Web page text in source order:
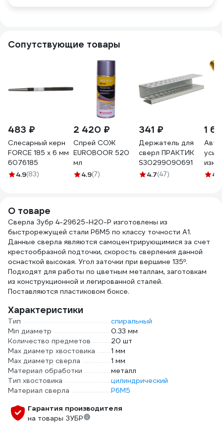
Сопутствующие товары
483 ₽
Слесарный керн
FORCE 185 х 6 мм
6076185
4.9(83)
2 420 ₽
Спрей СОЖ
EUROBOOR 520
мл
4.9(7)
341 ₽
Держатель для
сверл ПРАКТИК
S30299090691
4.7(47)
1
4.4
О товаре
Сверла Зубр 4-29625-H20-P изготовлены из
быстрорежущей стали Р6М5 по классу точности А1.
Данные сверла являются самоцентрирующимися за счет
крестообразной подточки, скорость сверления данной
оснасткой высокая. Угол заточки при вершине 135º.
Подходят для работы по цветным металлам, заготовкам
из конструкционной и легированной сталей.
Поставляются пластиковом боксе.
Характеристики
Тип
спиральный
Min диаметр
0.33 мм
Количество предметов
20 шт
Max диаметр хвостовика
1 мм
Max диаметр сверла
1 мм
Материал обработки
металл
Тип хвостовика
цилиндрический
Материал сверла
Р6М5
Гарантия производителя
на товары ЗУБР